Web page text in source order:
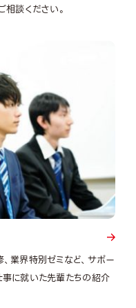
相談ください。
業界特別ゼミなど、サポー
事に就いた先輩たちの紹介